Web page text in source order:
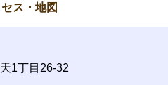
ス・地図
1丁目26-32